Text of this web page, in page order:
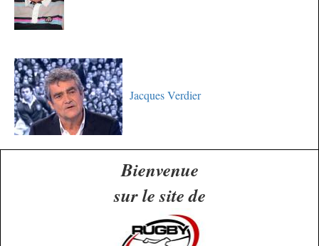
Jacques Verdier
Bienvenue
sur le site de